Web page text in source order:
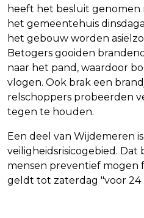
heeft het besluit genomen
het gemeentehuis
het gebouw worden
Betogers gooiden
naar het pand, waardoor
vlogen. Ook brak een
relschoppers probeerden
tegen te houden.
Een deel van Wijdemeren
veiligheidsrisicogebied.
mensen preventief mogen
geldt tot zaterdag "voor 24